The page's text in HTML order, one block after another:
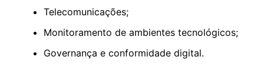
Telecomunicações;
Monitoramento de ambientes tecnológicos;
Governança e conformidade digital.